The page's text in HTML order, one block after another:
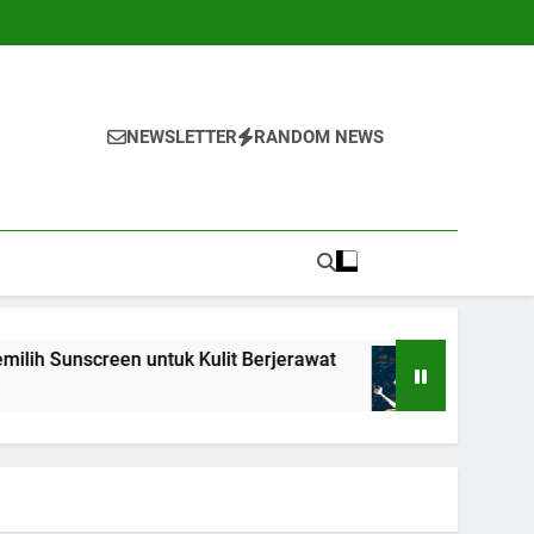
NEWSLETTER RANDOM NEWS
untuk Kulit Berjerawat 7 Teknik Self-Talk
1 Tahun Ago